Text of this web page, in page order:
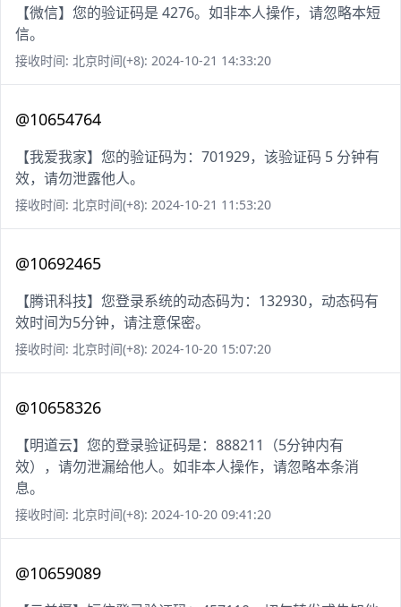
【微信】您的验证码是 4276。如非本人操作，请忽略本短
信。
接收时间: 北京时间(+8): 2024-10-21 14:33:20
@10654764
【我爱我家】您的验证码为：701929，该验证码 5 分钟有
效，请勿泄露他人。
接收时间: 北京时间(+8): 2024-10-21 11:53:20
@10692465
【腾讯科技】您登录系统的动态码为：132930，动态码有
效时间为5分钟，请注意保密。
接收时间: 北京时间(+8): 2024-10-20 15:07:20
@10658326
【明道云】您的登录验证码是：888211（5分钟内有
效），请勿泄漏给他人。如非本人操作，请忽略本条消
息。
接收时间: 北京时间(+8): 2024-10-20 09:41:20
@10659089